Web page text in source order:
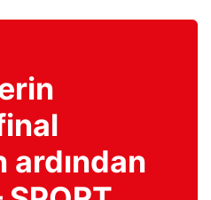
ardından